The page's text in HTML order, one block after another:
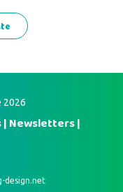
2026
| Newsletters|
design.net